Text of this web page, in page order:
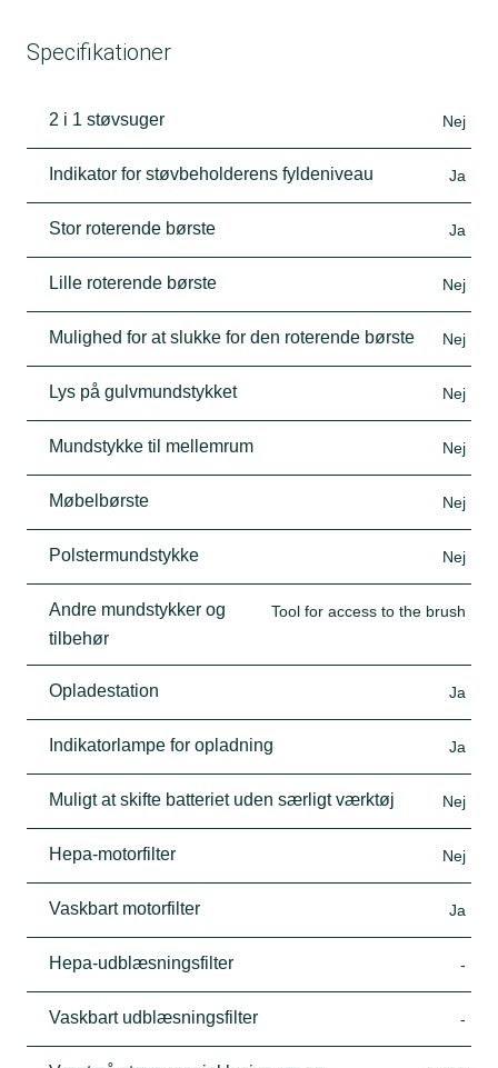
Specifikationer
2 i 1 støvsuger Nej
Indikator for støvbeholderens fyldeniveau Ja
Stor roterende børste Ja
Lille roterende børste Nej
Mulighed for at slukke for den roterende børste Nej
Lys på gulvmundstykket Nej
Mundstykke til mellemrum Nej
Møbelbørste Nej
Polstermundstykke Nej
Andre mundstykker og
tilbehør
Tool for access to the brush
Opladestation Ja
Indikatorlampe for opladning Ja
Muligt at skifte batteriet uden særligt værktøj Nej
Hepa-motorfilter Nej
Vaskbart motorfilter Ja
Hepa-udblæsningsfilter -
Vaskbart udblæsningsfilter -